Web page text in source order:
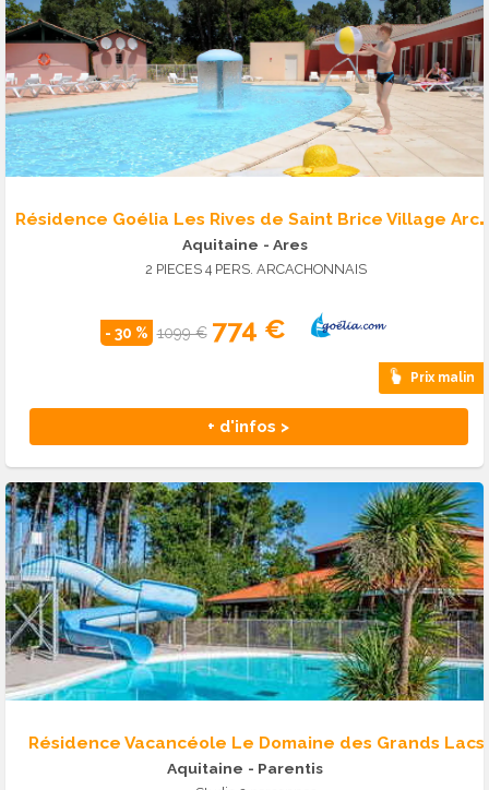
ésidence Goélia Les
Aquitaine - Ares
2 PIECES 4 PERS. ARCACHONNAIS
- 30 % 1099 € 774 €
Prix malin
+ d'infos >
Résidence Vacancéole Le Domaine des Grands Lacs
Aquitaine - Parentis